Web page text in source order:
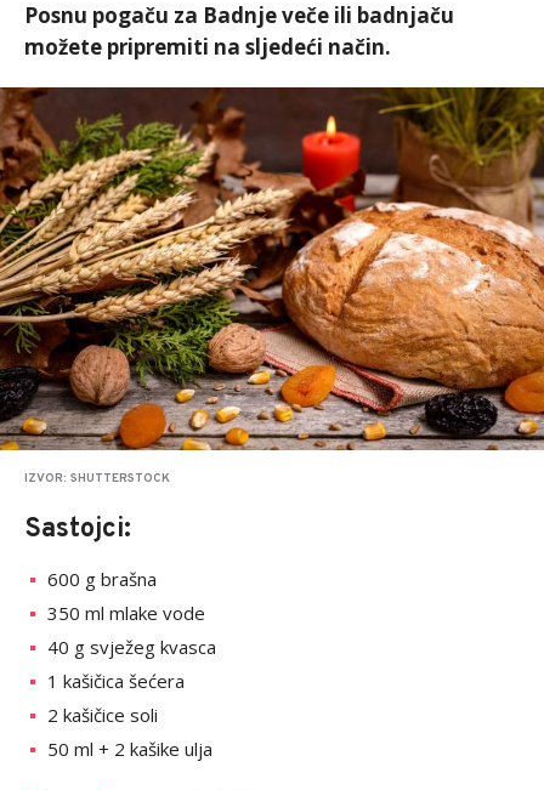
Posnu pogaču za Badnje veče ili badnjaču
možete pripremiti na sljedeći način.
IZVOR: SHUTTERSTOCK
Sastojci:
600 g brašna
350 ml mlake vode
40 g svježeg kvasca
1 kašičica šećera
2 kašičice soli
50 ml + 2 kašike ulja